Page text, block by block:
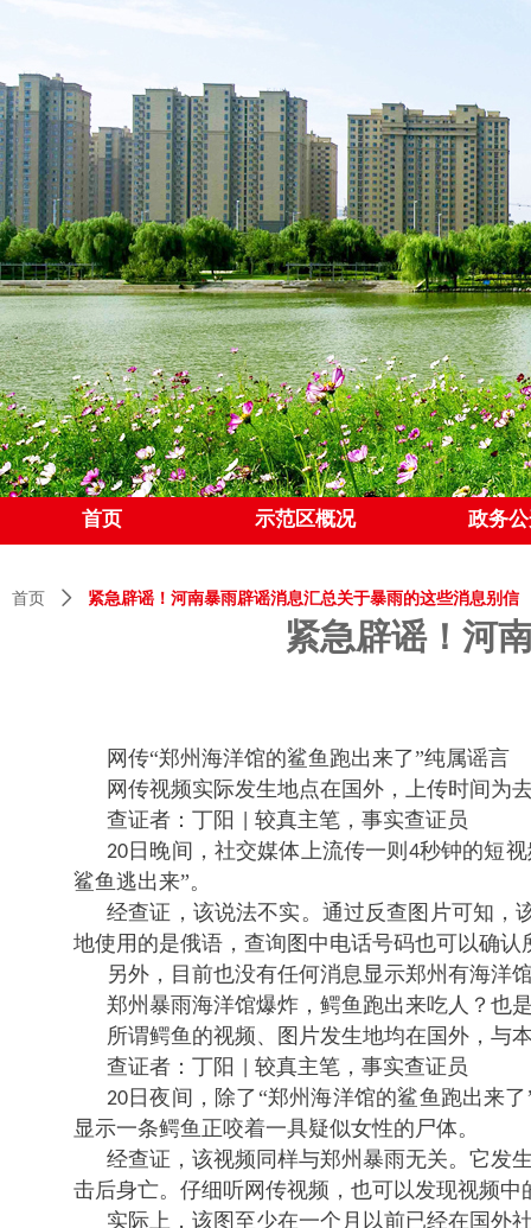
首页 示范区概况 政务
紧急辟谣！河
首页 ꄲ 紧急辟谣！河南暴雨辟谣消息汇总关于暴雨的这些消息别信
网传“郑州海洋馆的鲨鱼跑出来了”纯属谣言
网传视频实际发生地点在国外，上传时间为
查证者：丁阳
较真主笔，事实查证员
20 日晚间，社交媒体上流传一则 4秒钟的短
鲨鱼逃出来”。
经查证，该说法不实。通过反查图片可知，
地使用的是俄语，查询图中电话号码也可以确
另外，目前也没有任何消息显示郑州有海洋
郑州暴雨海洋馆爆炸，鳄鱼跑出来吃人？也
所谓鳄鱼的视频、图片发生地均在国外，与
查证者：丁阳
较真主笔，事实查证员
20 日夜间，除了“郑州海洋馆的鲨鱼跑出来
显示一条鳄鱼正咬着一具疑似女性的尸体。
经查证，该视频同样与郑州暴雨无关。它发
击后身亡。仔细听网传视频，也可以发现视频中
实际上，该图至少在一个月以前已经在国外